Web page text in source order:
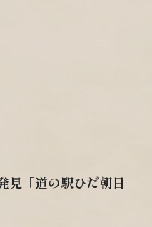
見「道の駅ひだ朝日